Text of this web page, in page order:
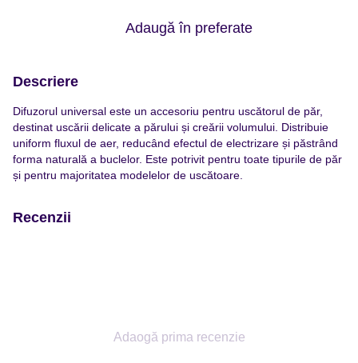
Adaugă în preferate
Descriere
Difuzorul universal este un accesoriu pentru uscătorul de păr,
destinat uscării delicate a părului și creării volumului. Distribuie
uniform fluxul de aer, reducând efectul de electrizare și păstrând
forma naturală a buclelor. Este potrivit pentru toate tipurile de păr
și pentru majoritatea modelelor de uscătoare.
Recenzii
Adaogă prima recenzie